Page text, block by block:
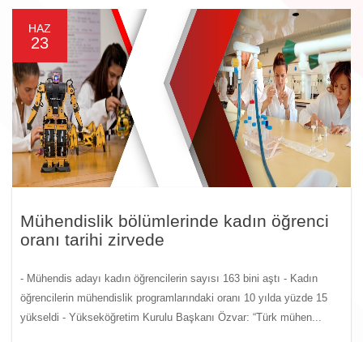
HAZ
23
Mühendislik bölümlerinde kadın öğrenci
oranı tarihi zirvede
- Mühendis adayı kadın öğrencilerin sayısı 163 bini aştı - Kadın
öğrencilerin mühendislik programlarındaki oranı 10 yılda yüzde 15
yükseldi - Yükseköğretim Kurulu Başkanı Özvar: “Türk mühen...